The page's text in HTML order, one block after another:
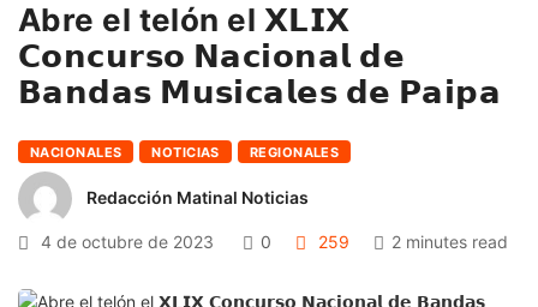
Abre el telón el 𝗫𝗟𝗜𝗫
𝗖𝗼𝗻𝗰𝘂𝗿𝘀𝗼 𝗡𝗮𝗰𝗶𝗼𝗻𝗮𝗹 𝗱𝗲
𝗕𝗮𝗻𝗱𝗮𝘀 𝗠𝘂𝘀𝗶𝗰𝗮𝗹𝗲𝘀 𝗱𝗲 𝗣𝗮𝗶𝗽𝗮
NACIONALES NOTICIAS REGIONALES
Redacción Matinal Noticias
4 de octubre de 2023 0 259 2 minutes read